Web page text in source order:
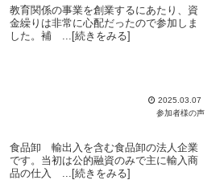
教育関係の事業を創業するにあたり、資
金繰りは非常に心配だったので参加しま
した。補 ...[続きをみる]
2025.03.07
参加者様の声
食品卸 輸出入を含む食品卸の法人企業
です。当初は公的融資のみで主に輸入商
品の仕入 ...[続きをみる]